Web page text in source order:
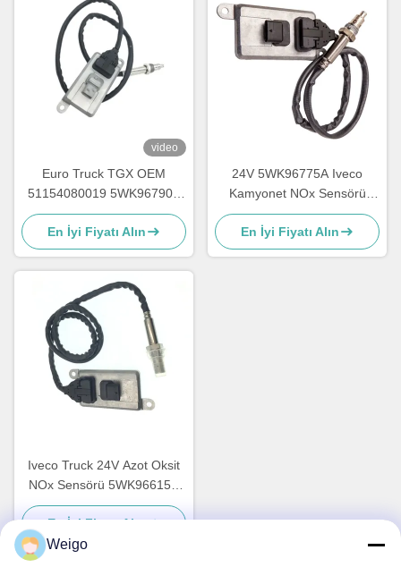
video
Euro Truck TGX OEM
51154080019 5WK96790B
için Azot Oksit NOx Sensörü
En İyi Fiyatı Alın
24V 5WK96775A Iveco
Kamyonet NOx Sensörü
DAILY III Box Body
5801754014
En İyi Fiyatı Alın
Iveco Truck 24V Azot Oksit
NOx Sensörü 5WK96615F
5801754015
En İyi Fiyatı Alın
Weigo